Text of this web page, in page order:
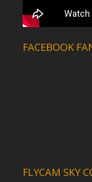
FACEBOOK
FLYCAM SKY